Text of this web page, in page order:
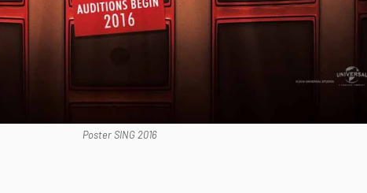
Poster SING 2016